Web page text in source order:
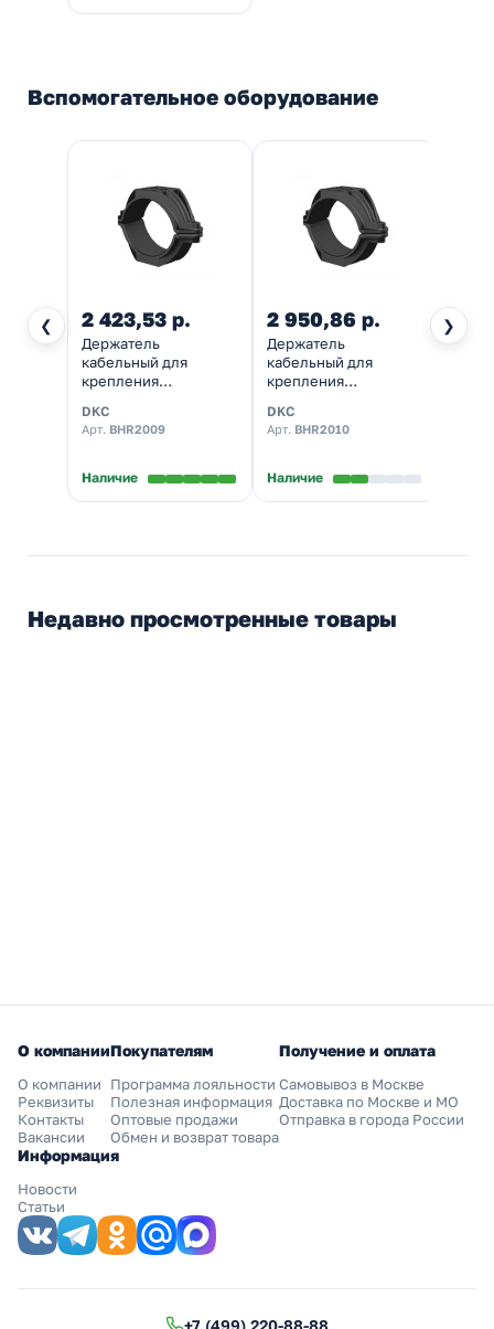
Вспомогательное оборудование
❮ ❯
2 423,53 р.
Держатель
кабельный для
крепления
многожильный
кабелей диаметр 65-
DKC
Арт. BHR2009
Наличие
2 950,86 р.
Держатель
кабельный для
крепления
многожильный
кабелей диаметр 85-
DKC
Арт. BHR2010
Наличие
Недавно просмотренные товары
О компании
О компании
Реквизиты
Контакты
Вакансии
Покупателям
Программа лояльности
Полезная информация
Оптовые продажи
Обмен и возврат товара
Получение и оплата
Самовывоз в Москве
Доставка по Москве и МО
Отправка в города России
Информация
Новости
Статьи
+7 (499) 220-88-88